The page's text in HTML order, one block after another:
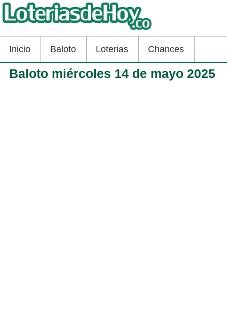
Inicio Baloto Loterias Chances
Baloto miércoles 14 de mayo 2025